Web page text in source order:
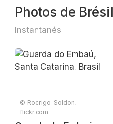
Photos de Brésil
Instantanés
© Rodrigo_Soldon,
flickr.com